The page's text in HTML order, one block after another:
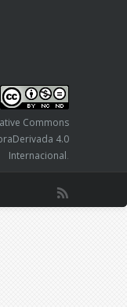
Commons
4.0
Internacional